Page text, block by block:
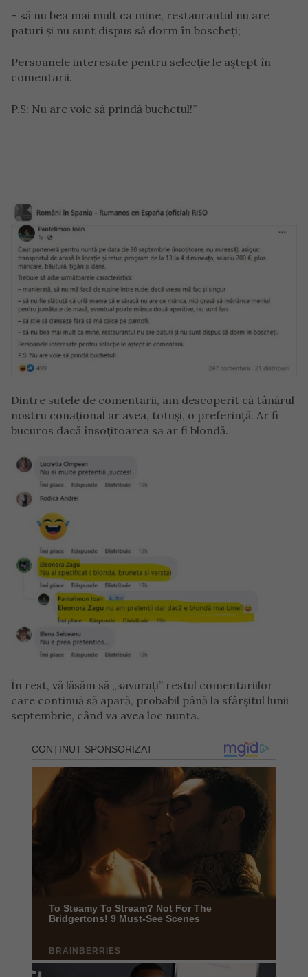
– să nu bea mai mult ca mine, restaurantul nu are
paturi și nu sunt dispus să dorm în boscheți;
Persoanele interesate pentru selecție le aștept în
comentarii.
P.S: Nu are voie să prindă buchetul!”
Dintre sutele de comentarii, am descoperit că tânărul
nostru conațional ar avea, totuși, o preferință. Ar fi
bucuros dacă însoțitoarea sa ar fi blondă.
În rest, vă lăsăm să „savurați” restul comentariilor
care continuă să apară, probabil până la sfârșitul lunii
septembrie, când va avea loc nunta.